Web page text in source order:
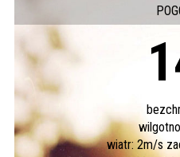
wiatr: 2m/s